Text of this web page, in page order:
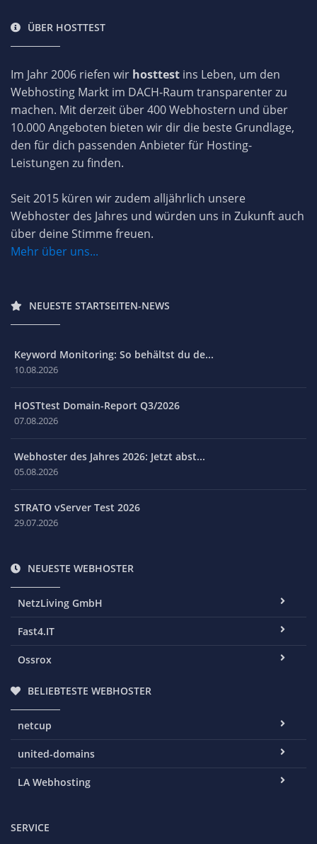
ÜBER HOSTTEST
Im Jahr 2006 riefen wir hosttest ins Leben, um den
Webhosting Markt im DACH-Raum transparenter zu
machen. Mit derzeit über 400 Webhostern und über
10.000 Angeboten bieten wir dir die beste Grundlage,
den für dich passenden Anbieter für Hosting-
Leistungen zu finden.
Seit 2015 küren wir zudem alljährlich unsere
Webhoster des Jahres und würden uns in Zukunft auch
über deine Stimme freuen.
Mehr über uns...
NEUESTE STARTSEITEN-NEWS
Keyword Monitoring: So behältst du de...
10.08.2026
HOSTtest Domain-Report Q3/2026
07.08.2026
Webhoster des Jahres 2026: Jetzt abst...
05.08.2026
STRATO vServer Test 2026
29.07.2026
NEUESTE WEBHOSTER
NetzLiving GmbH
Fast4.IT
Ossrox
BELIEBTESTE WEBHOSTER
netcup
united-domains
LA Webhosting
SERVICE